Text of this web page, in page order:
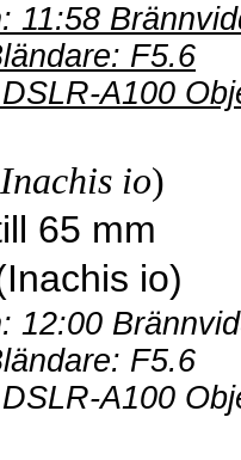
11:58
F5.6
A100
Inachis io)
65 mm
12:00
F5.6
A100